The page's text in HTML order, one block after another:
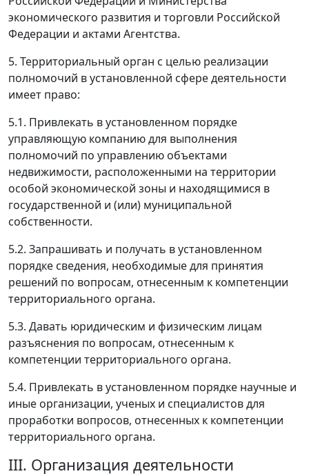
экономического развития и торговли Российской
Федерации и актами Агентства.
5. Территориальный орган с целью реализации
полномочий в установленной сфере деятельности
имеет право:
5.1. Привлекать в установленном порядке
управляющую компанию для выполнения
полномочий по управлению объектами
недвижимости, расположенными на территории
особой экономической зоны и находящимися в
государственной и (или) муниципальной
собственности.
5.2. Запрашивать и получать в установленном
порядке сведения, необходимые для принятия
решений по вопросам, отнесенным к компетенции
территориального органа.
5.3. Давать юридическим и физическим лицам
разъяснения по вопросам, отнесенным к
компетенции территориального органа.
5.4. Привлекать в установленном порядке научные и
иные организации, ученых и специалистов для
проработки вопросов, отнесенных к компетенции
территориального органа.
III. Организация деятельности